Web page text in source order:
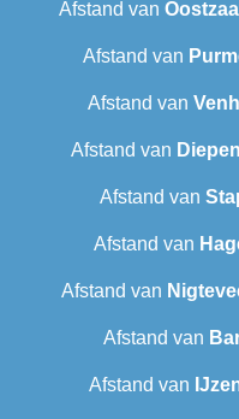
Afstand van
Afstand van
Afstand van
Afstand van
Afstand van
Afstand van
Afstand van
Afstand van
Afstand van